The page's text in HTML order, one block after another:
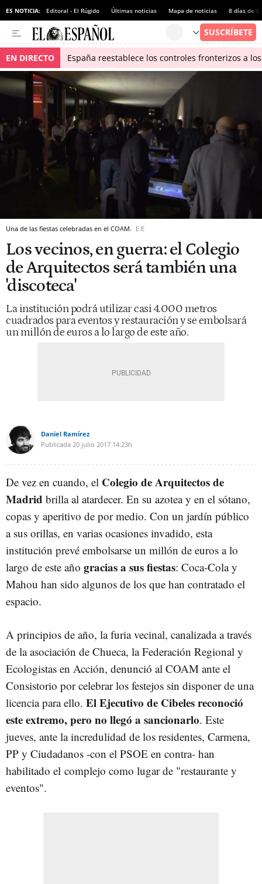
ES NOTICIA: Editoral - El Rúgido Últimas noticias Mapa de noticias 8 días de
EN DIRECTO España reestablece los controles fronterizos a
Una de las fiestas celebradas en el COAM. E.E
Los vecinos, en guerra: el Colegio
de Arquitectos será también una
'discoteca'
La institución podrá utilizar casi 4.000 metros
cuadrados para eventos y restauración y se embolsará
un millón de euros a lo largo de este año.
Daniel Ramírez
Publicada 20 julio 2017 14:23h
De vez en cuando, el Colegio de Arquitectos de
Madrid brilla al atardecer. En su azotea y en el sótano,
copas y aperitivo de por medio. Con un jardín público
a sus orillas, en varias ocasiones invadido, esta
institución prevé embolsarse un millón de euros a lo
largo de este año gracias a sus fiestas: Coca-Cola y
Mahou han sido algunos de los que han contratado el
espacio.
A principios de año, la furia vecinal, canalizada a través
de la asociación de Chueca, la Federación Regional y
Ecologistas en Acción, denunció al COAM ante el
Consistorio por celebrar los festejos sin disponer de una
licencia para ello. El Ejecutivo de Cibeles reconoció
este extremo, pero no llegó a sancionarlo. Este
jueves, ante la incredulidad de los residentes, Carmena,
PP y Ciudadanos -con el PSOE en contra- han
habilitado el complejo como lugar de "restaurante y
eventos".